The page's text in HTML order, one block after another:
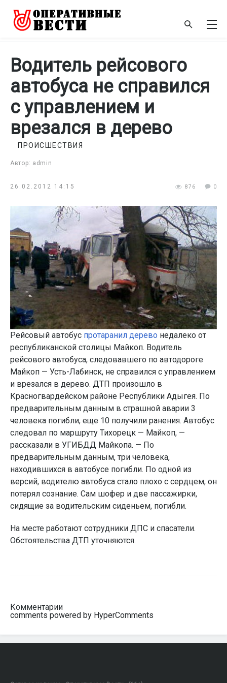
Водитель рейсового
автобуса не справился
с управлением и
врезался в дерево
Автор: admin
ПРОИСШЕСТВИЯ
26.02.2012 14:15 876 0
Рейсовый автобус протаранил дерево недалеко от
республиканской столицы Майкоп. Водитель
рейсового автобуса, следовавшего по автодороге
Майкоп — Усть-Лабинск, не справился с управлением
и врезался в дерево. ДТП произошло в
Красногвардейском районе Республики Адыгея. По
предварительным данным в страшной аварии 3
человека погибли, еще 10 получили ранения. Автобус
следовал по маршруту Тихорецк — Майкоп, —
рассказали в УГИБДД Майкопа. — По
предварительным данным, три человека,
находившихся в автобусе погибли. По одной из
версий, водителю автобуса стало плохо с сердцем, он
потерял сознание. Сам шофер и две пассажирки,
сидящие за водительским сиденьем, погибли.
На месте работают сотрудники ДПС и спасатели.
Обстоятельства ДТП уточняются.
Комментарии
comments powered by HyperComments